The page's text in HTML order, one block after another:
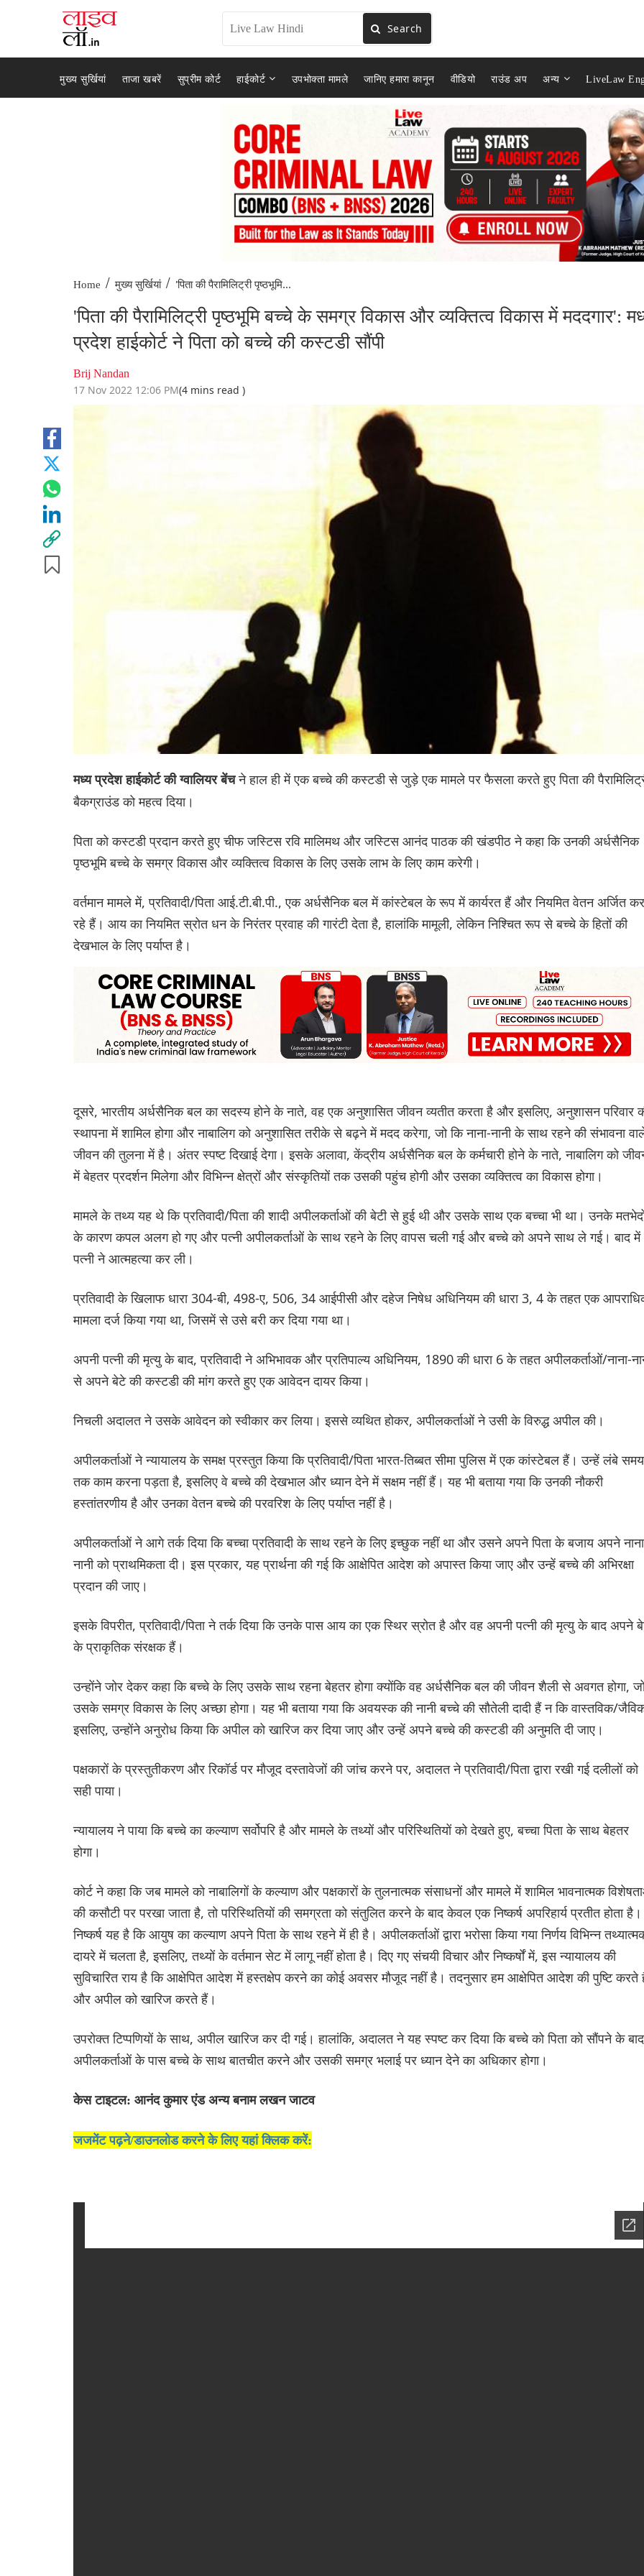
Search
मुख्य सुर्खियां ताजा खबरें सुप्रीम कोर्ट हाईकोर्ट उपभोक्ता मामले जानिए हमारा कानून वीडियो राउंड अप अन्य LiveLaw
Home / मुख्य सुर्खियां / 'पिता की पैरामिलिट्री पृष्ठभूमि...
'पिता की पैरामिलिट्री पृष्ठभूमि बच्चे के समग्र विकास और व्यक्तित्व विकास में मददगार':
प्रदेश हाईकोर्ट ने पिता को बच्चे की कस्टडी सौंपी
Brij Nandan
17 Nov 2022 12:06 PM(4 mins read )
मध्य प्रदेश हाईकोर्ट की ग्वालियर बेंचने हाल ही में एक बच्चे की कस्टडी से जुड़े एक मामले पर फैसला करते हुए पिता की
बैकग्राउंड को महत्व दिया।
पिता को कस्टडी प्रदान करते हुए चीफ जस्टिस रवि मालिमथ और जस्टिस आनंद पाठक की खंडपीठ ने कहा कि उनकी अर्धसैनिक
पृष्ठभूमि बच्चे के समग्र विकास और व्यक्तित्व विकास के लिए उसके लाभ के लिए काम करेगी।
वर्तमान मामले में, प्रतिवादी/पिता आई.टी.बी.पी., एक अर्धसैनिक बल में कांस्टेबल के रूप में कार्यरत हैं और नियमित वेतन अर्जित कर
रहे हैं। आय का नियमित स्रोत धन के निरंतर प्रवाह की गारंटी देता है, हालांकि मामूली, लेकिन निश्चित रूप से बच्चे के हितों की
देखभाल के लिए पर्याप्त है।
दूसरे, भारतीय अर्धसैनिक बल का सदस्य होने के नाते, वह एक अनुशासित जीवन व्यतीत करता है और इसलिए, अनुशासन परिवार
स्थापना में शामिल होगा और नाबालिग को अनुशासित तरीके से बढ़ने में मदद करेगा, जो कि नाना-नानी के साथ रहने की संभावना
जीवन की तुलना में है। अंतर स्पष्ट दिखाई देगा। इसके अलावा, केंद्रीय अर्धसैनिक बल के कर्मचारी होने के नाते, नाबालिग को
में बेहतर प्रदर्शन मिलेगा और विभिन्न क्षेत्रों और संस्कृतियों तक उसकी पहुंच होगी और उसका व्यक्तित्व का विकास होगा।
मामले के तथ्य यह थे कि प्रतिवादी/पिता की शादी अपीलकर्ताओं की बेटी से हुई थी और उसके साथ एक बच्चा भी था। उनके
के कारण कपल अलग हो गए और पत्नी अपीलकर्ताओं के साथ रहने के लिए वापस चली गई और बच्चे को अपने साथ ले गई। बाद में
पत्नी ने आत्महत्या कर ली।
प्रतिवादी के खिलाफ धारा 304-बी, 498-ए, 506, 34 आईपीसी और दहेज निषेध अधिनियम की धारा 3, 4 के तहत एक
मामला दर्ज किया गया था, जिसमें से उसे बरी कर दिया गया था।
अपनी पत्नी की मृत्यु के बाद, प्रतिवादी ने अभिभावक और प्रतिपाल्य अधिनियम, 1890 की धारा 6 के तहत अपीलकर्ताओं/नाना-
से अपने बेटे की कस्टडी की मांग करते हुए एक आवेदन दायर किया।
निचली अदालत ने उसके आवेदन को स्वीकार कर लिया। इससे व्यथित होकर, अपीलकर्ताओं ने उसी के विरुद्ध अपील की।
अपीलकर्ताओं ने न्यायालय के समक्ष प्रस्तुत किया कि प्रतिवादी/पिता भारत-तिब्बत सीमा पुलिस में एक कांस्टेबल हैं। उन्हें लंबे समय
तक काम करना पड़ता है, इसलिए वे बच्चे की देखभाल और ध्यान देने में सक्षम नहीं हैं। यह भी बताया गया कि उनकी नौकरी
हस्तांतरणीय है और उनका वेतन बच्चे की परवरिश के लिए पर्याप्त नहीं है।
अपीलकर्ताओं ने आगे तर्क दिया कि बच्चा प्रतिवादी के साथ रहने के लिए इच्छुक नहीं था और उसने अपने पिता के बजाय अपने
नानी को प्राथमिकता दी। इस प्रकार, यह प्रार्थना की गई कि आक्षेपित आदेश को अपास्त किया जाए और उन्हें बच्चे की अभिरक्षा
प्रदान की जाए।
इसके विपरीत, प्रतिवादी/पिता ने तर्क दिया कि उनके पास आय का एक स्थिर स्रोत है और वह अपनी पत्नी की मृत्यु के बाद अपने
के प्राकृतिक संरक्षक हैं।
उन्होंने जोर देकर कहा कि बच्चे के लिए उसके साथ रहना बेहतर होगा क्योंकि वह अर्धसैनिक बल की जीवन शैली से अवगत होगा,
उसके समग्र विकास के लिए अच्छा होगा। यह भी बताया गया कि अवयस्क की नानी बच्चे की सौतेली दादी हैं न कि वास्तविक/
इसलिए, उन्होंने अनुरोध किया कि अपील को खारिज कर दिया जाए और उन्हें अपने बच्चे की कस्टडी की अनुमति दी जाए।
पक्षकारों के प्रस्तुतीकरण और रिकॉर्ड पर मौजूद दस्तावेजों की जांच करने पर, अदालत ने प्रतिवादी/पिता द्वारा रखी गई दलीलों को
सही पाया।
न्यायालय ने पाया कि बच्चे का कल्याण सर्वोपरि है और मामले के तथ्यों और परिस्थितियों को देखते हुए, बच्चा पिता के साथ बेहतर
होगा।
कोर्ट ने कहा कि जब मामले को नाबालिगों के कल्याण और पक्षकारों के तुलनात्मक संसाधनों और मामले में शामिल भावनात्मक
की कसौटी पर परखा जाता है, तो परिस्थितियों की समग्रता को संतुलित करने के बाद केवल एक निष्कर्ष अपरिहार्य प्रतीत होता है।
निष्कर्ष यह है कि आयुष का कल्याण अपने पिता के साथ रहने में ही है। अपीलकर्ताओं द्वारा भरोसा किया गया निर्णय विभिन्न
दायरे में चलता है, इसलिए, तथ्यों के वर्तमान सेट में लागू नहीं होता है। दिए गए संचयी विचार और निष्कर्षों में, इस न्यायालय की
सुविचारित राय है कि आक्षेपित आदेश में हस्तक्षेप करने का कोई अवसर मौजूद नहीं है। तदनुसार हम आक्षेपित आदेश की पुष्टि करते
और अपील को खारिज करते हैं।
उपरोक्त टिप्पणियों के साथ, अपील खारिज कर दी गई। हालांकि, अदालत ने यह स्पष्ट कर दिया कि बच्चे को पिता को सौंपने के
अपीलकर्ताओं के पास बच्चे के साथ बातचीत करने और उसकी समग्र भलाई पर ध्यान देने का अधिकार होगा।
केस टाइटल: आनंद कुमार एंड अन्य बनाम लखन जाटव
जजमेंट पढ़ने/डाउनलोड करने के लिए यहां क्लिक करें: